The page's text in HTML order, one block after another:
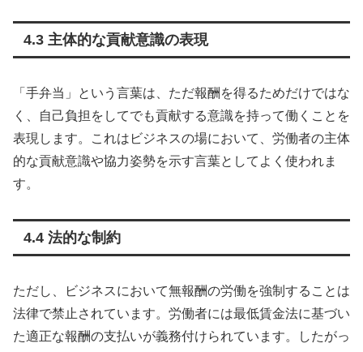
4.3 主体的な貢献意識の表現
「手弁当」という言葉は、ただ報酬を得るためだけではな
く、自己負担をしてでも貢献する意識を持って働くことを
表現します。これはビジネスの場において、労働者の主体
的な貢献意識や協力姿勢を示す言葉としてよく使われま
す。
4.4 法的な制約
ただし、ビジネスにおいて無報酬の労働を強制することは
法律で禁止されています。労働者には最低賃金法に基づい
た適正な報酬の支払いが義務付けられています。したがっ